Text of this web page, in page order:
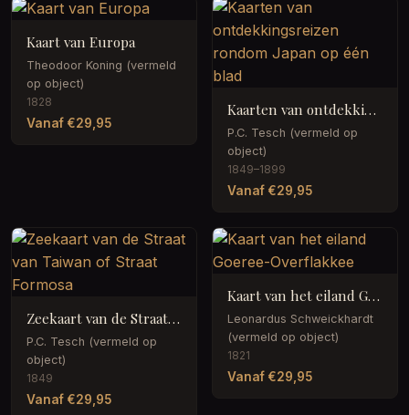
Kaart van Europa
Theodoor Koning (vermeld
op object)
1828
Vanaf €29,95
Kaarten van ontdekkingsreizen rondom Japan op één blad
P.C. Tesch (vermeld op
object)
1849–1899
Vanaf €29,95
Zeekaart van de Straat van Taiwan of Straat Formosa
P.C. Tesch (vermeld op
object)
1849
Vanaf €29,95
Kaart van het eiland Goeree-Overflakkee
Leonardus Schweickhardt
(vermeld op object)
1821
Vanaf €29,95